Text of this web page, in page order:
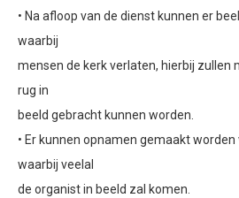
• Na afloop van de dienst kunnen er
waarbij
mensen de kerk verlaten, hierbij zullen
rug in
beeld gebracht kunnen worden.
• Er kunnen opnamen gemaakt
waarbij veelal
de organist in beeld zal komen.